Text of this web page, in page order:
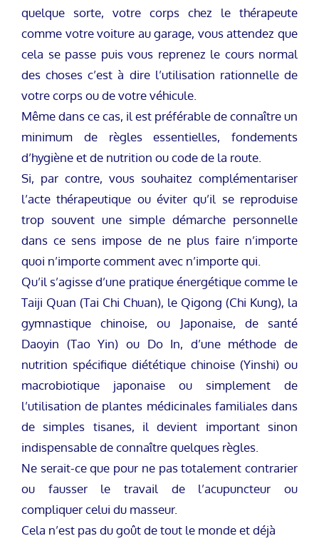
quelque sorte, votre corps chez le thérapeute
comme votre voiture au garage, vous attendez que
cela se passe puis vous reprenez le cours normal
des choses c’est à dire l’utilisation rationnelle de
votre corps ou de votre véhicule.
Même dans ce cas, il est préférable de connaître un
minimum de règles essentielles, fondements
d’hygiène et de nutrition ou code de la route.
Si, par contre, vous souhaitez complémentariser
l’acte thérapeutique ou éviter qu’il se reproduise
trop souvent une simple démarche personnelle
dans ce sens impose de ne plus faire n’importe
quoi n’importe comment avec n’importe qui.
Qu’il s’agisse d’une pratique énergétique comme le
Taiji Quan (Tai Chi Chuan), le Qigong (Chi Kung), la
gymnastique chinoise, ou Japonaise, de santé
Daoyin (Tao Yin) ou Do In, d’une méthode de
nutrition spécifique diététique chinoise (Yinshi) ou
macrobiotique japonaise ou simplement de
l’utilisation de plantes médicinales familiales dans
de simples tisanes, il devient important sinon
indispensable de connaître quelques règles.
Ne serait-ce que pour ne pas totalement contrarier
ou fausser le travail de l’acupuncteur ou
compliquer celui du masseur.
Cela n’est pas du goût de tout le monde et déjà